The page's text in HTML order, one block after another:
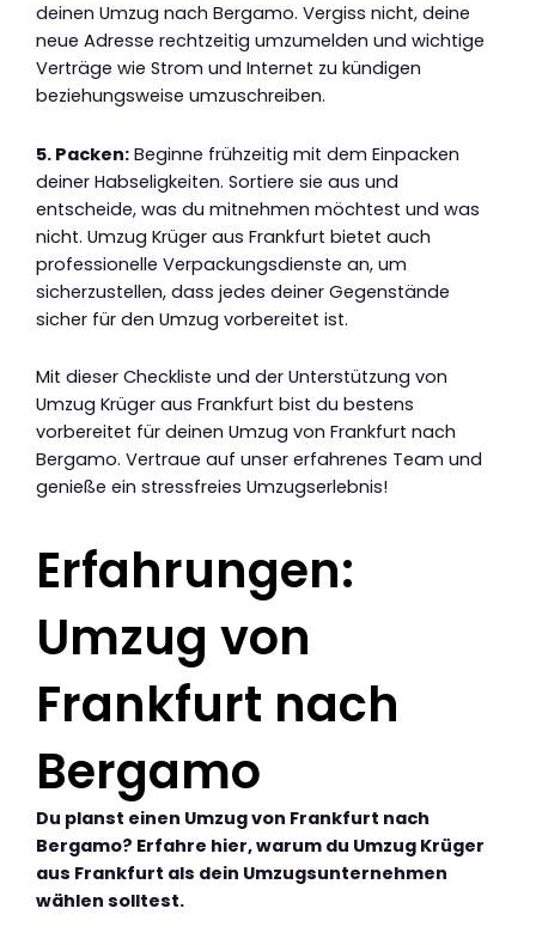
deinen Umzug nach Bergamo. Vergiss nicht, deine
neue Adresse rechtzeitig umzumelden und wichtige
Verträge wie Strom und Internet zu kündigen
beziehungsweise umzuschreiben.
5. Packen: Beginne frühzeitig mit dem Einpacken
deiner Habseligkeiten. Sortiere sie aus und
entscheide, was du mitnehmen möchtest und was
nicht. Umzug Krüger aus Frankfurt bietet auch
professionelle Verpackungsdienste an, um
sicherzustellen, dass jedes deiner Gegenstände
sicher für den Umzug vorbereitet ist.
Mit dieser Checkliste und der Unterstützung von
Umzug Krüger aus Frankfurt bist du bestens
vorbereitet für deinen Umzug von Frankfurt nach
Bergamo. Vertraue auf unser erfahrenes Team und
genieße ein stressfreies Umzugserlebnis!
Erfahrungen:
Umzug von
Frankfurt nach
Bergamo
Du planst einen Umzug von Frankfurt nach
Bergamo? Erfahre hier, warum du Umzug Krüger
aus Frankfurt als dein Umzugsunternehmen
wählen solltest.